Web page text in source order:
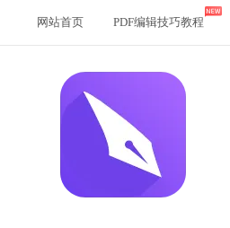
网站首页 PDF编辑技巧教程